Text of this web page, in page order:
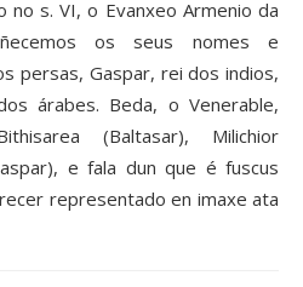
no s. VI, o Evanxeo Armenio da
os seus nomes e
persas, Gaspar, rei dos indios,
árabes. Beda, o Venerable,
(Baltasar), Milichior
e fala dun que é fuscus
representado en imaxe ata